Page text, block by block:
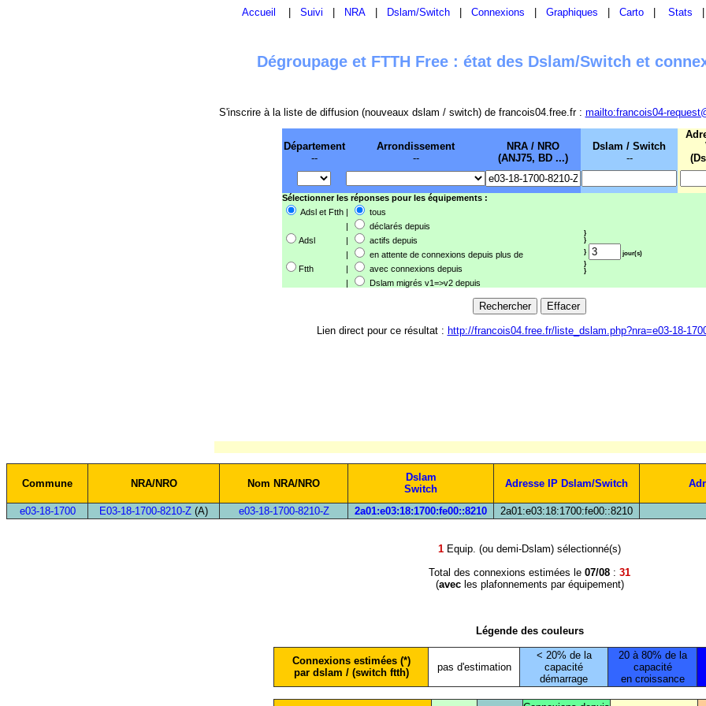
Accueil Suivi NRA Dslam/Switch Connexions Graphiques Carto Stats
Dégroupage et FTTH Free : état des Dslam/Switch et
S'inscrire à la liste de diffusion (nouveaux dslam / switch) de francois04.free.fr : mailto:francois04-
Département
--
Arrondissement
--
NRA / NRO
(ANJ75, BD ...)
Dslam / Switch
--
Sélectionner les réponses pour les équipements :
Adsl et Ftth |
tous
|
déclarés depuis
}
}
}
jour(s)
}
}
Adsl |
actifs depuis
|
en attente de connexions depuis plus de
Ftth
|
avec connexions depuis
|
Dslam migrés v1=>v2 depuis
Lien direct pour ce résultat : http://francois04.free.fr/liste_dslam.php?nra=e03-18-
Commune NRA/NRO Nom NRA/NRO
Dslam
Switch
Adresse IP Dslam/Switch
e03-18-1700
E03-18-1700-8210-Z (A) e03-18-1700-8210-Z 2a01:e03:18:1700:fe00::8210 2a01:e03:18:1700:fe00::8210
1 Equip. (ou demi-Dslam) sélectionné(s)
Total des connexions estimées le 07/08 : 31
(avecles plafonnements par équipement)
Légende des couleurs
Connexions estimées (*)
par dslam / (switch ftth)
pas d'estimation
< 20% de la
capacité
démarrage
20 à 80% de la
capacité
en croissance